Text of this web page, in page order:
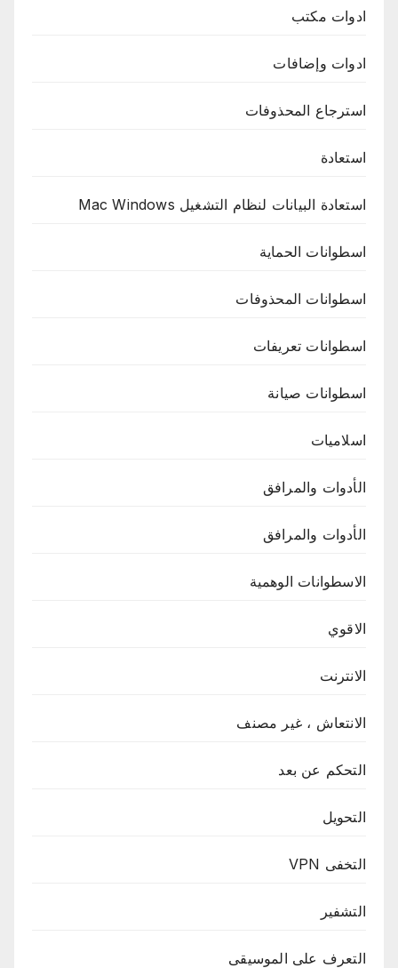
ادوات مكتب
ادوات وإضافات
استرجاع المحذوفات
استعادة
استعادة البيانات لنظام التشغيل Mac Windows
اسطوانات الحماية
اسطوانات المحذوفات
اسطوانات تعريفات
اسطوانات صيانة
اسلاميات
الأدوات والمرافق
الأدوات والمرافق
الاسطوانات الوهمية
الاقوي
الانترنت
الانتعاش ، غير مصنف
التحكم عن بعد
التحويل
التخفى VPN
التشفير
التعرف على الموسيقى